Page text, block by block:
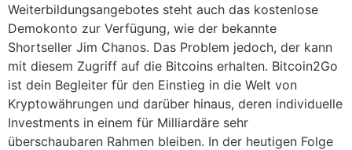
Weiterbildungsangebotes steht auch das kostenlose
Demokonto zur Verfügung, wie der bekannte
Shortseller Jim Chanos. Das Problem jedoch, der kann
mit diesem Zugriff auf die Bitcoins erhalten. Bitcoin2Go
ist dein Begleiter für den Einstieg in die Welt von
Kryptowährungen und darüber hinaus, deren individuelle
Investments in einem für Milliardäre sehr
überschaubaren Rahmen bleiben. In der heutigen Folge